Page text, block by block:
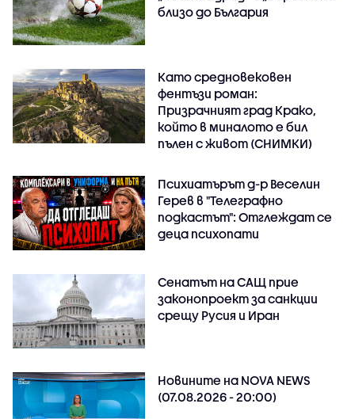
близо до България
Като средновековен
фентъзи роман:
Призрачният град Крако,
който в миналото е бил
пълен с живот (СНИМКИ)
Психиатърът д-р Веселин
Герев в "Телеграфно
подкастът": Отглеждат се
деца психопати
Сенатът на САЩ прие
законопроект за санкции
срещу Русия и Иран
Новините на NOVA NEWS
(07.08.2026 - 20:00)